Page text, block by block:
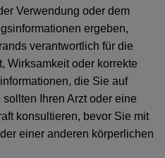
Verwendung oder dem
ergeben,
verantwortlich für die
Wirksamkeit oder korrekte
die Sie auf
Ihren Arzt oder eine
konsultieren, bevor Sie mit
einer anderen körperlichen